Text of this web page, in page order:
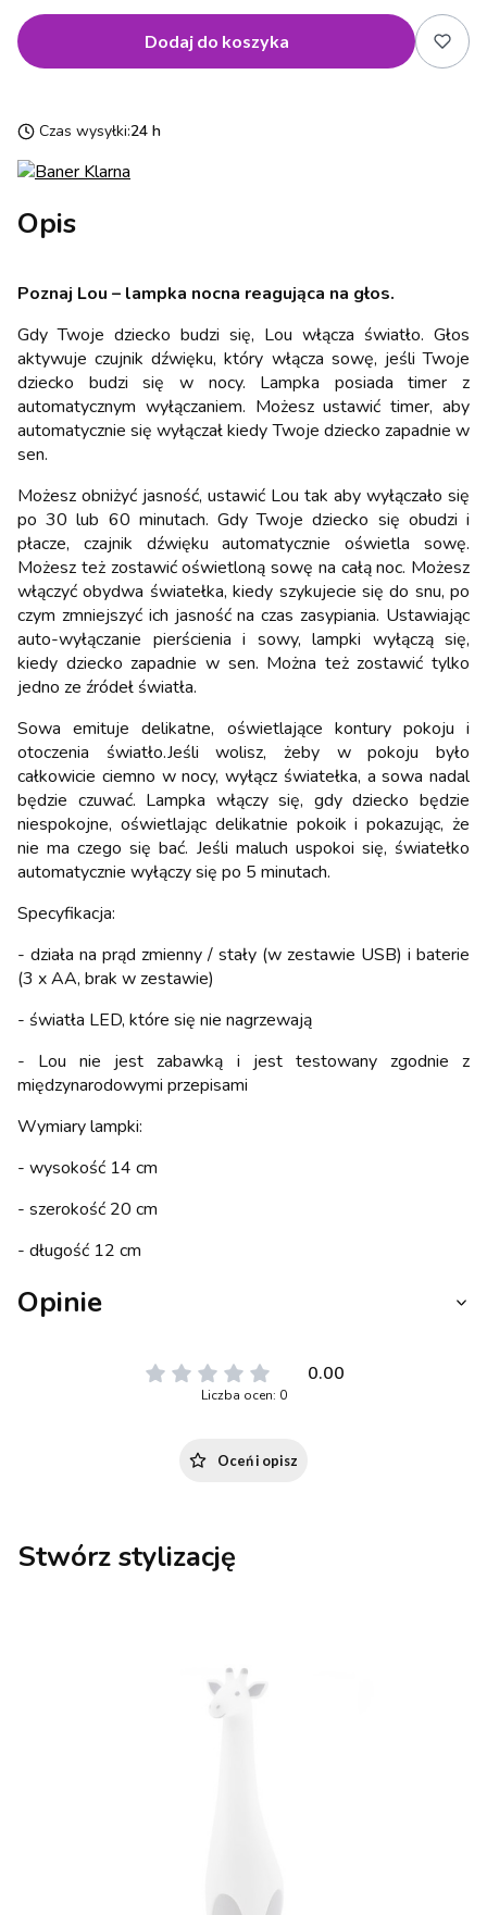
Dodaj do koszyka
Czas wysyłki:24 h
Opis
Poznaj Lou – lampka nocna reagująca na głos.
Gdy Twoje dziecko budzi się, Lou włącza światło. Głos
aktywuje czujnik dźwięku, który włącza sowę, jeśli Twoje
dziecko budzi się w nocy. Lampka posiada timer z
automatycznym wyłączaniem. Możesz ustawić timer, aby
automatycznie się wyłączał kiedy Twoje dziecko zapadnie w
sen.
Możesz obniżyć jasność, ustawić Lou tak aby wyłączało się
po 30 lub 60 minutach. Gdy Twoje dziecko się obudzi i
płacze, czajnik dźwięku automatycznie oświetla sowę.
Możesz też zostawić oświetloną sowę na całą noc. Możesz
włączyć obydwa światełka, kiedy szykujecie się do snu, po
czym zmniejszyć ich jasność na czas zasypiania. Ustawiając
auto-wyłączanie pierścienia i sowy, lampki wyłączą się,
kiedy dziecko zapadnie w sen. Można też zostawić tylko
jedno ze źródeł światła.
Sowa emituje delikatne, oświetlające kontury pokoju i
otoczenia światło.Jeśli wolisz, żeby w pokoju było
całkowicie ciemno w nocy, wyłącz światełka, a sowa nadal
będzie czuwać. Lampka włączy się, gdy dziecko będzie
niespokojne, oświetlając delikatnie pokoik i pokazując, że
nie ma czego się bać. Jeśli maluch uspokoi się, światełko
automatycznie wyłączy się po 5 minutach.
Specyfikacja:
- działa na prąd zmienny / stały (w zestawie USB) i baterie
(3 x AA, brak w zestawie)
- światła LED, które się nie nagrzewają
- Lou nie jest zabawką i jest testowany zgodnie z
międzynarodowymi przepisami
Wymiary lampki:
- wysokość 14 cm
- szerokość 20 cm
- długość 12 cm
Opinie
0.00
Liczba ocen: 0
Oceń i opisz
Stwórz stylizację